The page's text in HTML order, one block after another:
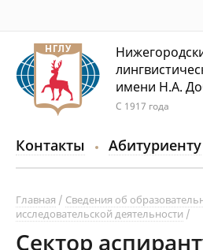
имени Н.А.
С 1917 года
Контакты Абитуриенту
Главная Сведения об
исследовательской деятельности
Сектор